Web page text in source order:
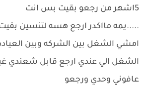
5اشهر من رجعو بقيت بس انت
.....يمه مااكدر ارجع هسه لتنسين
امشي الشغل بين الشركه وبين
الشغل الي عندي ارجع قابل شعندي
عافوني وحدي ورجعو